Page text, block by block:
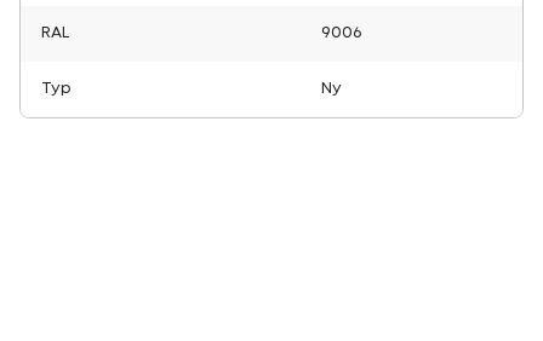
RAL 9006
Typ Ny